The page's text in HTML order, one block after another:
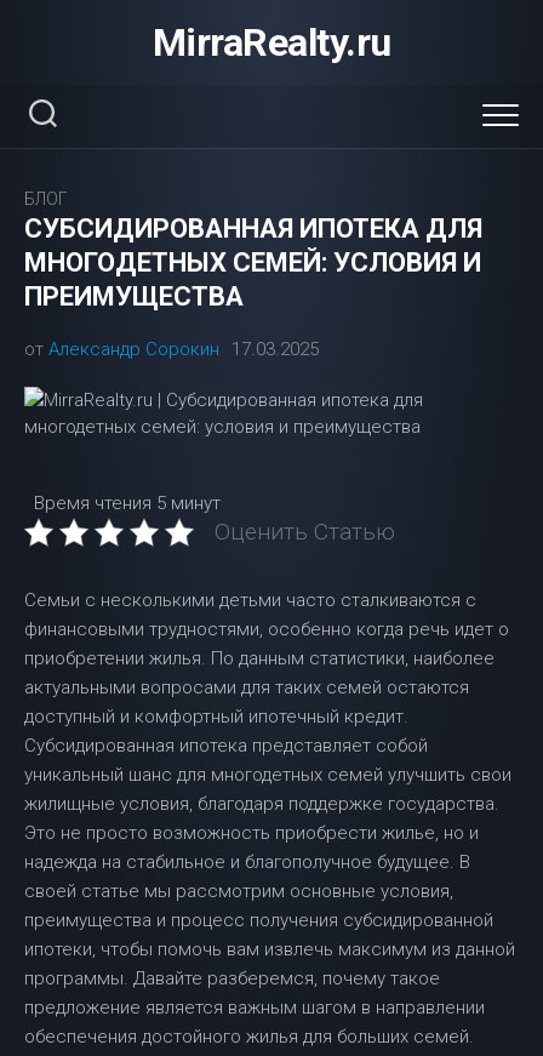
MirraRealty.ru
БЛОГ
СУБСИДИРОВАННАЯ ИПОТЕКА ДЛЯ
МНОГОДЕТНЫХ СЕМЕЙ: УСЛОВИЯ И
ПРЕИМУЩЕСТВА
от Александр Сорокин 17.03.2025
Время чтения 5 минут
Оценить Статью
Семьи с несколькими детьми часто сталкиваются с
финансовыми трудностями, особенно когда речь идет о
приобретении жилья. По данным статистики, наиболее
актуальными вопросами для таких семей остаются
доступный и комфортный ипотечный кредит.
Субсидированная ипотека представляет собой
уникальный шанс для многодетных семей улучшить свои
жилищные условия, благодаря поддержке государства.
Это не просто возможность приобрести жилье, но и
надежда на стабильное и благополучное будущее. В
своей статье мы рассмотрим основные условия,
преимущества и процесс получения субсидированной
ипотеки, чтобы помочь вам извлечь максимум из данной
программы. Давайте разберемся, почему такое
предложение является важным шагом в направлении
обеспечения достойного жилья для больших семей.